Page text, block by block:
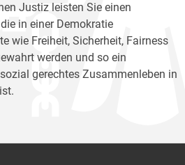
Justiz leisten Sie einen
in einer Demokratie
wie Freiheit, Sicherheit, Fairness
werden und so ein
gerechtes Zusammenleben in